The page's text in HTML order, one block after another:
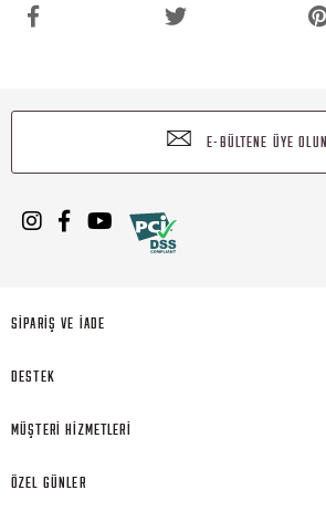
E-BÜLTENE ÜYE OLUN
SİPARİŞ VE İADE
DESTEK
MÜŞTERİ HİZMETLERİ
ÖZEL GÜNLER